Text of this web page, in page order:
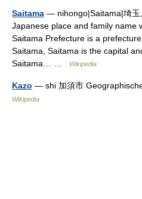
Saitama — nihongo|Saitama|埼玉
Japanese place and family name
Saitama Prefecture is a
Saitama, Saitama is the capital
Saitama… …
Wikipedia
Kazo — shi 加須市
Wikipedia